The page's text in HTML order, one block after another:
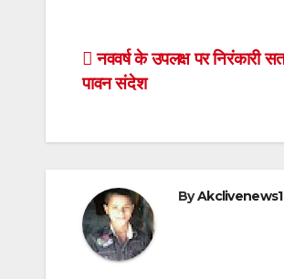
Post
navigation
नववर्ष के उपलक्ष पर निरंकारी
पावन संदेश
By